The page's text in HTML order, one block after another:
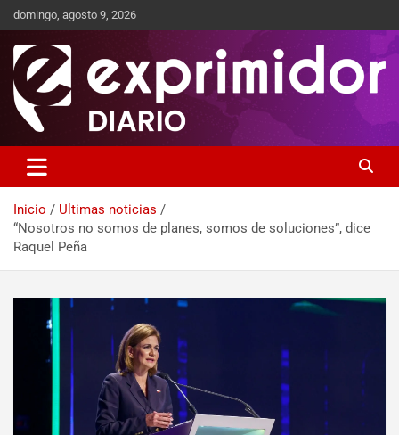
domingo, agosto 9, 2026
Exprimidor media
Inicio
Ultimas noticias
“Nosotros no somos de planes, somos de soluciones”, dice
Raquel Peña